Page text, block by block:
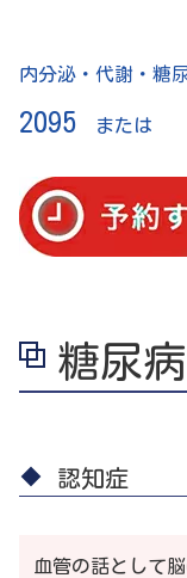
内分泌・代謝・糖
2095
または
糖尿
認知症
血管の話として